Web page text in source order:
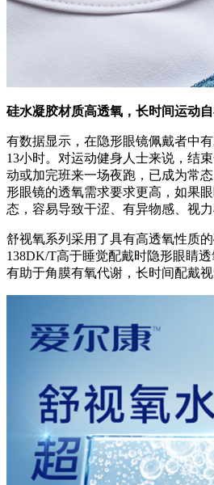
硅水凝胶材质高透氧，长时间运动
有数据显示，在隐形眼镜佩戴者中
13小时。对运动健身人士来说，结
动或加完班来一场夜跑，已成为常
形眼镜的透氧需求要求更高，如果
态，容易导致干涩、有异物感、视力
舒视氧系列采用了具有高透氧性质
138DK/T高于睡觉配戴时隐形眼睛透
有助于角膜有氧代谢，长时间配戴视